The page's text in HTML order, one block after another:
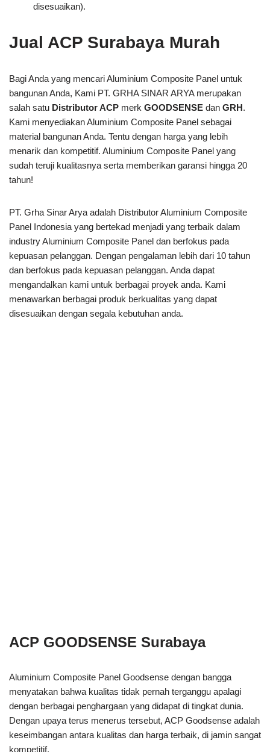
disesuaikan).
Jual ACP Surabaya Murah
Bagi Anda yang mencari Aluminium Composite Panel untuk
bangunan Anda, Kami PT. GRHA SINAR ARYA merupakan
salah satu Distributor ACP merk GOODSENSE dan GRH.
Kami menyediakan Aluminium Composite Panel sebagai
material bangunan Anda. Tentu dengan harga yang lebih
menarik dan kompetitif. Aluminium Composite Panel yang
sudah teruji kualitasnya serta memberikan garansi hingga 20
tahun!
PT. Grha Sinar Arya adalah Distributor Aluminium Composite
Panel Indonesia yang bertekad menjadi yang terbaik dalam
industry Aluminium Composite Panel dan berfokus pada
kepuasan pelanggan. Dengan pengalaman lebih dari 10 tahun
dan berfokus pada kepuasan pelanggan. Anda dapat
mengandalkan kami untuk berbagai proyek anda. Kami
menawarkan berbagai produk berkualitas yang dapat
disesuaikan dengan segala kebutuhan anda.
ACP GOODSENSE Surabaya
Aluminium Composite Panel Goodsense dengan bangga
menyatakan bahwa kualitas tidak pernah terganggu apalagi
dengan berbagai penghargaan yang didapat di tingkat dunia.
Dengan upaya terus menerus tersebut, ACP Goodsense adalah
keseimbangan antara kualitas dan harga terbaik, di jamin sangat
kompetitif.